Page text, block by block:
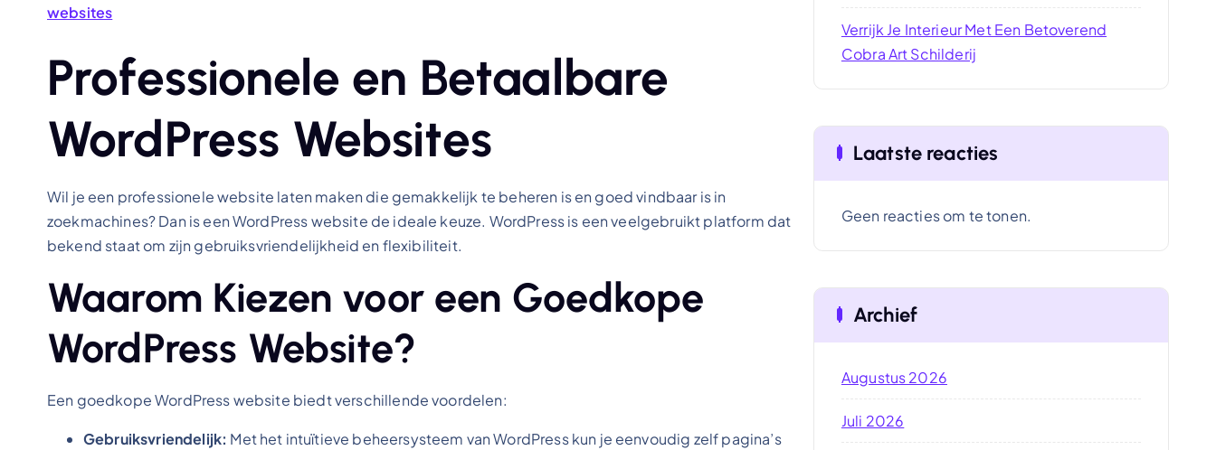
websites
Professionele en Betaalbare
WordPress Websites
Wil je een professionele website laten maken die gemakkelijk te beheren is en goed vindbaar is in
zoekmachines? Dan is een WordPress website de ideale keuze. WordPress is een veelgebruikt platform dat
bekend staat om zijn gebruiksvriendelijkheid en flexibiliteit.
Waarom Kiezen voor een Goedkope
WordPress Website?
Een goedkope WordPress website biedt verschillende voordelen:
Gebruiksvriendelijk: Met het intuïtieve beheersysteem van WordPress kun je eenvoudig zelf pagina’s
Verrijk Je Interieur Met Een Betoverend
Cobra Art Schilderij
Laatste reacties
Geen reacties om te tonen.
Archief
Augustus 2026
Juli 2026